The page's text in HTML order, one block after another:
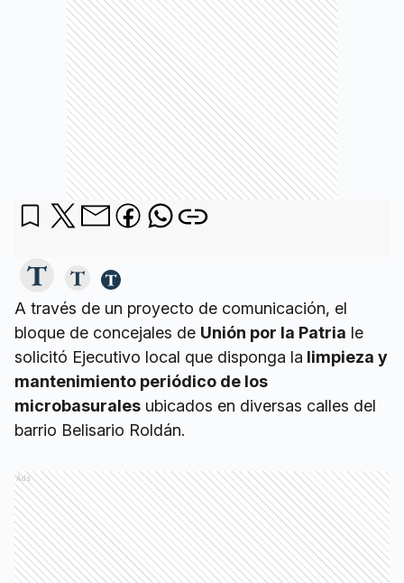
A través de un proyecto de comunicación, el
bloque de concejales de Unión por la Patria le
solicitó Ejecutivo local que disponga la limpieza y
mantenimiento periódico de los
microbasurales ubicados en diversas calles del
barrio Belisario Roldán.
Ads